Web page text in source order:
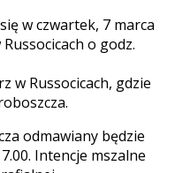
w czwartek, 7 marca
o godz.
w Russocicach, gdzie
odmawiany będzie
Intencje mszalne